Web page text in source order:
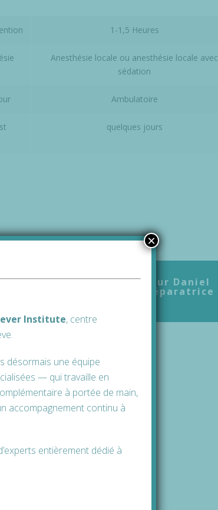
1-1,5 Heures
Anesthésie locale ou anesthésie locale avec
sédation
Ambulatoire
quelques jours
rendez-vous avec le Docteur Daniel
chirurgie esthétique et réparatrice
Institute, centre
désormais une équipe
— qui travaille en
à portée de main,
accompagnement continu à
entièrement dédié à
×